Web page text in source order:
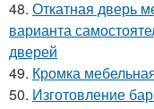
48. Откатная дверь
варианта
дверей
49. Кромка
50. Изготовление